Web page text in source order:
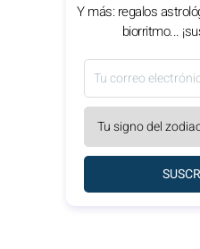
Y más: regalos
biorritmo...